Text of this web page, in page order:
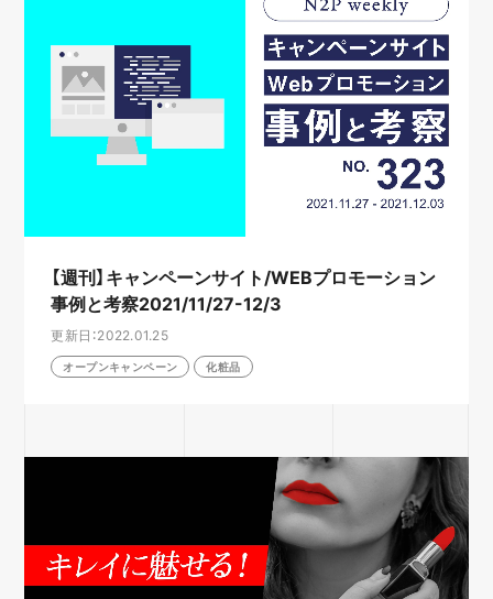
【週刊】キャンペーンサイト/WEBプロモーション
事例と考察2021/11/27-12/3
更新日：2022.01.25
オープンキャンペーン 化粧品